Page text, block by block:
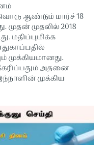
ஆண்டும் மார்ச் 18
முதன் முதலில் 2018
முக்கியமானது.
அதனை
முக்கிய